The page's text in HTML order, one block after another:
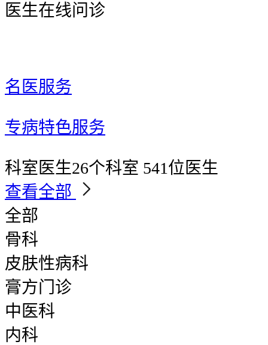
医生在线问诊
名医服务
专病特色服务
科室医生26个科室 541位医生
查看全部
全部
骨科
皮肤性病科
膏方门诊
中医科
内科